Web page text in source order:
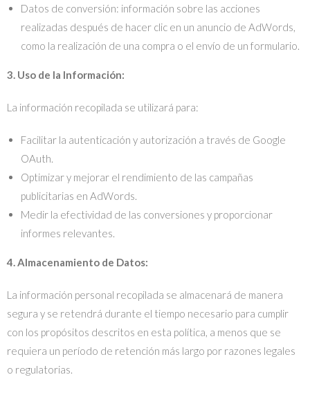
Datos de conversión: información sobre las acciones
realizadas después de hacer clic en un anuncio de AdWords,
como la realización de una compra o el envío de un formulario.
3. Uso de la Información:
La información recopilada se utilizará para:
Facilitar la autenticación y autorización a través de Google
OAuth.
Optimizar y mejorar el rendimiento de las campañas
publicitarias en AdWords.
Medir la efectividad de las conversiones y proporcionar
informes relevantes.
4. Almacenamiento de Datos:
La información personal recopilada se almacenará de manera
segura y se retendrá durante el tiempo necesario para cumplir
con los propósitos descritos en esta política, a menos que se
requiera un período de retención más largo por razones legales
o regulatorias.